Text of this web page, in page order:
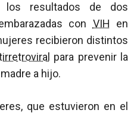
los resultados de dos
con VIH en
recibieron distintos
para prevenir la
a hijo.
que estuvieron en el